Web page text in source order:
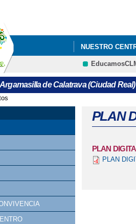
NUESTRO
CALENDARIO
de Calatrava (Ciudad Real)
aquí
PLAN
PLAN
PLAN